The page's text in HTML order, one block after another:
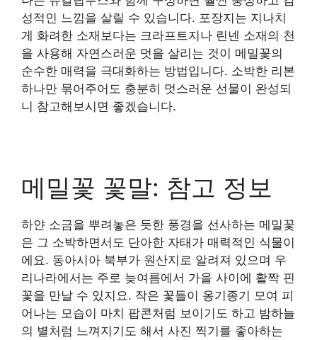
성적인 느낌을 살릴 수 있습니다. 포장지는 지나치
게 화려한 소재보다는 크라프트지나 린넨 소재의 천
을 사용해 자연스러운 멋을 살리는 것이 메밀꽃의
순수한 매력을 극대화하는 방법입니다. 소박한 리본
하나만 묶어주어도 충분히 멋스러운 선물이 완성되
니 참고해보시면 좋겠습니다.
메밀꽃 꽃말: 참고 정보
하얀 소금을 뿌려놓은 듯한 풍경을 선사하는 메밀꽃
은 그 소박하면서도 단아한 자태가 매력적인 식물이
에요. 동아시아 북부가 원산지로 알려져 있으며 우
리나라에서는 주로 늦여름에서 가을 사이에 활짝 핀
꽃을 만날 수 있지요. 작은 꽃들이 옹기종기 모여 피
어나는 모습이 마치 팝콘처럼 보이기도 하고 밤하늘
의 별처럼 느껴지기도 해서 사진 찍기를 좋아하는